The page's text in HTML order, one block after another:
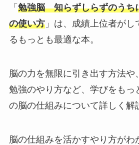
「 勉強脳 知らずしらずのうち
の使い方」は、成績上位者がし
るもっとも最適な本。
脳の力を無限に引き出す方法や
勉強のやり方など、学びをもっ
の脳の仕組みについて詳しく解
脳の仕組みを活かすやり方がわ